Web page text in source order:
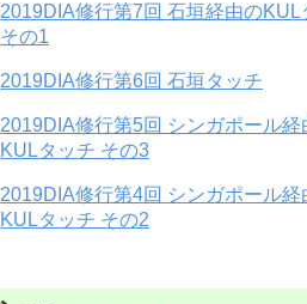
2019DIA修行第7回 石垣経由のKUL
その1
2019DIA修行第6回 石垣タッチ
2019DIA修行第5回 シンガポール経
KULタッチ その3
2019DIA修行第4回 シンガポール経
KULタッチ その2